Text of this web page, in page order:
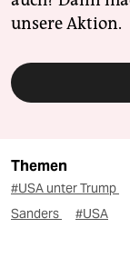
unsere Aktion.
Themen
#USA unter Trump
Sanders
#USA